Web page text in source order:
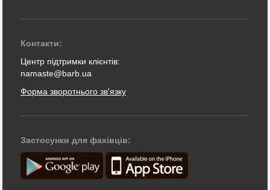
Контакти:
Центр підтримки клієнтів:
namaste@barb.ua
Форма зворотнього зв'язку
Застосунки для фахівців: